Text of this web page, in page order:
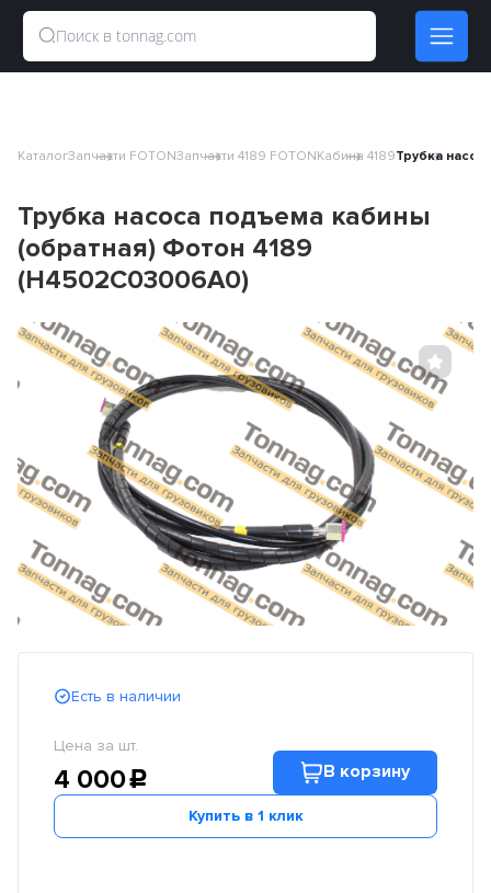
КаталогЗапчасти FOTONЗапчасти 4189 FOTONКабина 4189Трубка
Трубка насоса подъема кабины
(обратная) Фотон 4189
(H4502C03006A0)
Есть в наличии
Цена за шт.
4 000c В корзину
Купить в 1 клик